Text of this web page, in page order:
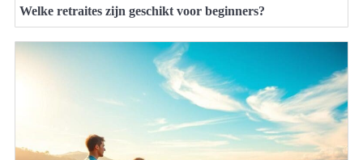
Welke retraites zijn geschikt voor beginners?